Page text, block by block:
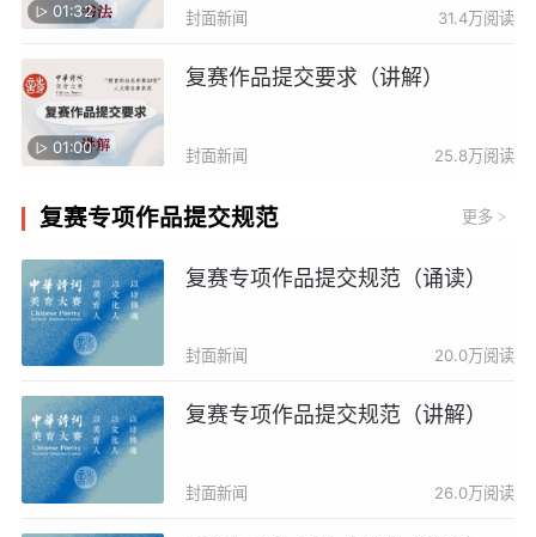
01:32 封面新闻 31.4万阅读
01:00
复赛作品提交要求（讲解）
封面新闻 25.8万阅读
复赛专项作品提交规范 更多 >
复赛专项作品提交规范（诵读）
封面新闻 20.0万阅读
复赛专项作品提交规范（讲解）
封面新闻 26.0万阅读